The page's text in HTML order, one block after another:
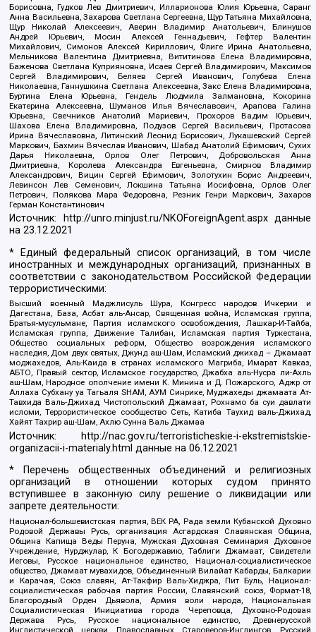
Борисовна, Гудков Лев Дмитриевич, Илларионова Юлия Юрьевна, Саранг
Анна Васильевна, Захарова Светлана Сергеевна, Щур Татьяна Михайловна,
Щур Николай Алексеевич, Аверин Владимир Анатольевич, Блинушов
Андрей Юрьевич, Мосин Алексей Геннадьевич, Гефтер Валентин
Михайлович, Симонов Алексей Кириллович, Флиге Ирина Анатольевна,
Мельникова Валентина Дмитриевна, Вититинова Елена Владимировна,
Баженова Светлана Куприяновна, Исаев Сергей Владимирович, Максимов
Сергей Владимирович, Беляев Сергей Иванович, Голубева Елена
Николаевна, Ганнушкина Светлана Алексеевна, Закс Елена Владимировна,
Буртина Елена Юрьевна, Гендель Людмила Залмановна, Кокорина
Екатерина Алексеевна, Шуманов Илья Вячеславович, Арапова Галина
Юрьевна, Свечников Анатолий Мариевич, Прохоров Вадим Юрьевич,
Шахова Елена Владимировна, Подузов Сергей Васильевич, Протасова
Ирина Вячеславовна, Литинский Леонид Борисович, Лукашевский Сергей
Маркович, Бахмин Вячеслав Иванович, Шабад Анатолий Ефимович, Сухих
Дарья Николаевна, Орлов Олег Петрович, Добровольская Анна
Дмитриевна, Королева Александра Евгеньевна, Смирнов Владимир
Александрович, Вицин Сергей Ефимович, Золотухин Борис Андреевич,
Левинсон Лев Семенович, Локшина Татьяна Иосифовна, Орлов Олег
Петрович, Полякова Мара Федоровна, Резник Генри Маркович, Захаров
Герман Константинович
Источник: http://unro.minjust.ru/NKOForeignAgent.aspxданные
на23.12.2021
* Единый федеральный список организаций, в том числе
иностранных и международных организаций, признанных в
соответствии с законодательством Российской Федерации
террористическими:
Высший военный Маджлисуль Шура, Конгресс народов Ичкерии и
Дагестана, База, Асбат аль-Ансар, Священная война, Исламская группа,
Братья-мусульмане, Партия исламского освобождения, Лашкар-И-Тайба,
Исламская группа, Движение Талибан, Исламская партия Туркестана,
Общество социальных реформ, Общество возрождения исламского
наследия, Дом двух святых, Джунд аш-Шам, Исламский джихад – Джамаат
моджахедов, Аль-Каида в странах исламского Магриба, Имарат Кавказ,
АБТО, Правый сектор, Исламское государство, Джабха аль-Нусра ли-Ахль
аш-Шам, Народное ополчение имени К. Минина и Д. Пожарского, Аджр от
Аллаха Субхану уа Тагьаля SHAM, АУМ Синрике, Муджахеды джамаата Ат-
Тавхида Валь-Джихад, Чистопольский Джамаат, Рохнамо ба суи давлати
исломи, Террористическое сообщество Сеть, Катиба Таухид валь-Джихад,
Хайят Тахрир аш-Шам, Ахлю Сунна Валь Джамаа
Источник:
http://nac.gov.ru/terroristicheskie-i-ekstremistskie-
organizacii-i-materialy.html данные на06.12.2021
* Перечень общественных объединений и религиозных
организаций в отношении которых судом принято
вступившее в законную силу решение о ликвидации или
запрете деятельности:
Национал-большевистская партия, ВЕК РА, Рада земли Кубанской Духовно
Родовой Державы Русь, организация Асгардская Славянская Община,
Община Капища Веды Перуна, Мужская Духовная Семинария Духовное
Учреждение, Нурджулар, К Богодержавию, Таблиги Джамаат, Свидетели
Иеговы, Русское национальное единство, Национал-социалистическое
общество, Джамаат мувахидов, Объединенный Вилайат Кабарды, Балкарии
и Карачая, Союз славян, Ат-Такфир Валь-Хиджра, Пит Буль, Национал-
социалистическая рабочая партия России, Славянский союз, Формат-18,
Благородный Орден Дьявола, Армия воли народа, Национальная
Социалистическая Инициатива города Череповца, Духовно-Родовая
Держава Русь, Русское национальное единство, Древнерусской
Инглистической церкви Православных Староверов-Инглингов, Русский